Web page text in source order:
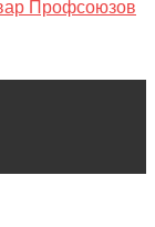
Профсоюзов